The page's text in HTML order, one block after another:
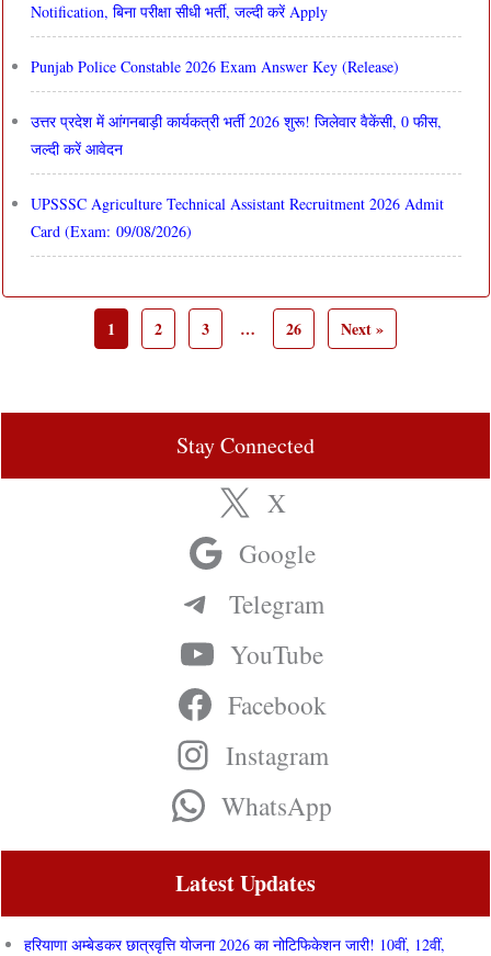
Notification, बिना परीक्षा सीधी भर्ती, जल्दी करें Apply
Punjab Police Constable 2026 Exam Answer Key (Release)
उत्तर प्रदेश में आंगनबाड़ी कार्यकत्री भर्ती 2026 शुरू! जिलेवार वैकेंसी, 0 फीस,
जल्दी करें आवेदन
UPSSSC Agriculture Technical Assistant Recruitment 2026 Admit
Card (Exam: 09/08/2026)
1 2 3 … 26 Next »
Stay Connected
X
Google
Telegram
YouTube
Facebook
Instagram
WhatsApp
Latest Updates
हरियाणा अम्बेडकर छात्रवृत्ति योजना 2026 का नोटिफिकेशन जारी! 10वीं, 12वीं,